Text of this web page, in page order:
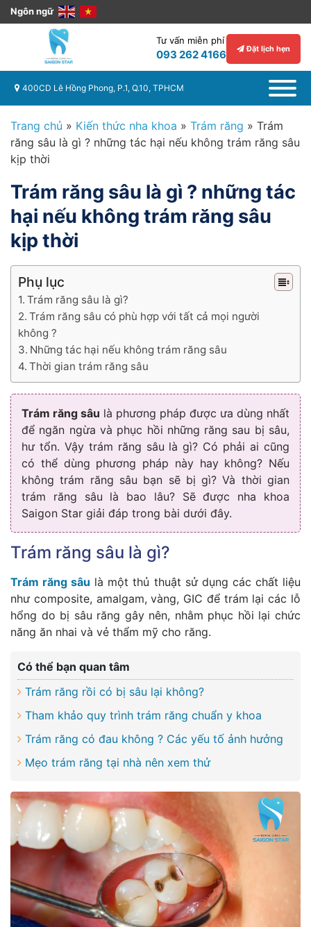
Ngôn ngữ
Tư vấn miễn phí
093 262 4166 Đặt lịch hẹn
400CD Lê Hồng Phong, P.1, Q.10, TPHCM
Trang chủ » Kiến thức nha khoa » Trám răng » Trám
răng sâu là gì ? những tác hại nếu không trám răng sâu
kịp thời
Trám răng sâu là gì ? những tác
hại nếu không trám răng sâu
kịp thời
Phụ lục
Trám răng sâu là gì?
Trám răng sâu có phù hợp với tất cả mọi người
không ?
Những tác hại nếu không trám răng sâu
Thời gian trám răng sâu
Trám răng sâu là phương pháp được ưa dùng nhất
để ngăn ngừa và phục hồi những răng sau bị sâu,
hư tổn. Vậy trám răng sâu là gì? Có phải ai cũng
có thể dùng phương pháp này hay không? Nếu
không trám răng sâu bạn sẽ bị gì? Và thời gian
trám răng sâu là bao lâu? Sẽ được nha khoa
Saigon Star giải đáp trong bài dưới đây.
Trám răng sâu là gì?
Trám răng sâu là một thủ thuật sử dụng các chất liệu
như composite, amalgam, vàng, GIC để trám lại các lỗ
hổng do bị sâu răng gây nên, nhằm phục hồi lại chức
năng ăn nhai và vẻ thẩm mỹ cho răng.
Có thể bạn quan tâm
Trám răng rồi có bị sâu lại không?
Tham khảo quy trình trám răng chuẩn y khoa
Trám răng có đau không ? Các yếu tố ảnh hưởng
Mẹo trám răng tại nhà nên xem thử